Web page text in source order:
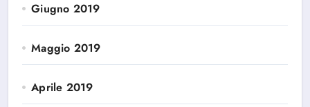
Giugno 2019
Maggio 2019
Aprile 2019